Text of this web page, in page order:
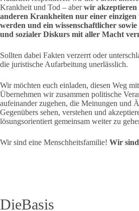
Krankheit und Tod – aberwir akzeptieren
anderen Krankheiten nur einer einzigen
werden und ein wissenschaftlicher sowie
und sozialer Diskurs mit aller Macht
Sollten dabei Fakten verzerrt oder
die juristische Aufarbeitung unerlässlich.
Wir möchten euch einladen, diesen Weg
Übernehmen wir zusammen politische
aufeinander zugehen, die Meinungen und
Gegenübers sehen, verstehen und
lösungsorientiert gemeinsam weiter zu
Wir sind eine Menschheitsfamilie! Wir
DieBasis